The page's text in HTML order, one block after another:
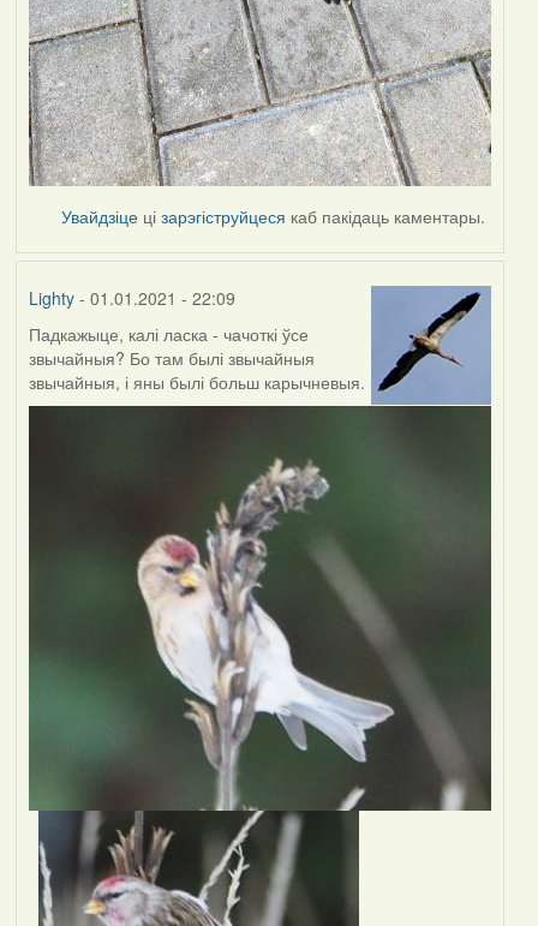
Увайдзіце цізарэгіструйцеся каб пакідаць каментары.
Lighty- 01.01.2021 - 22:09
Падкажыце, калі ласка - чачоткі ўсе
звычайныя? Бо там былі звычайныя
звычайныя, і яны былі больш карычневыя.